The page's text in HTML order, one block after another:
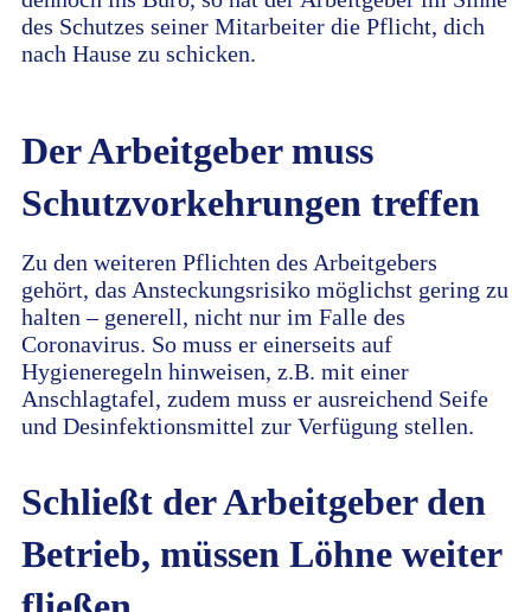
des Schutzes seiner Mitarbeiter die Pflicht, dich
nach Hause zu schicken.
Der Arbeitgeber muss
Schutzvorkehrungen treffen
Zu den weiteren Pflichten des Arbeitgebers
gehört, das Ansteckungsrisiko möglichst gering zu
halten – generell, nicht nur im Falle des
Coronavirus. So muss er einerseits auf
Hygieneregeln hinweisen, z.B. mit einer
Anschlagtafel, zudem muss er ausreichend Seife
und Desinfektionsmittel zur Verfügung stellen.
Schließt der Arbeitgeber den
Betrieb, müssen Löhne weiter